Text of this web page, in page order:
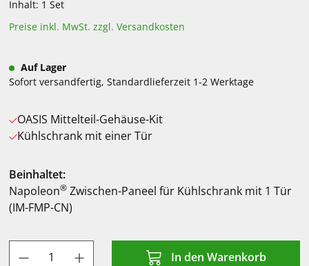
Inhalt: 1 Set
Preise inkl. MwSt. zzgl. Versandkosten
Auf Lager
Sofort versandfertig, Standardlieferzeit 1-2 Werktage
OASIS Mittelteil-Gehäuse-Kit
Kühlschrank mit einer Tür
Beinhaltet:
Napoleon® Zwischen-Paneel für Kühlschrank mit 1 Tür
(IM-FMP-CN)
Produkt Anzahl: Gib den gewünschten
In den Warenkorb